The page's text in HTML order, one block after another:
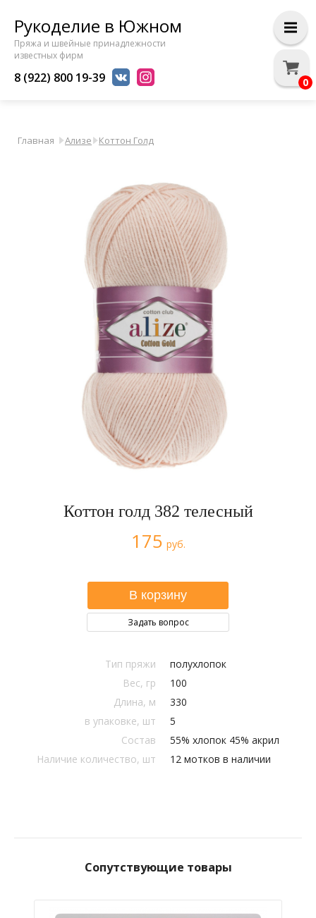
Рукоделие в Южном
Пряжа и швейные принадлежности
известных фирм
8 (922) 800 19-39
Главная Ализе Коттон Голд
Коттон голд 382 телесный
175 руб.
Задать вопрос
Тип пряжи
полухлопок
Вес, гр
100
Длина, м
330
в упаковке, шт
5
Состав
55% хлопок 45% акрил
Наличие количество, шт
12 мотков в наличии
Сопутствующие товары
0